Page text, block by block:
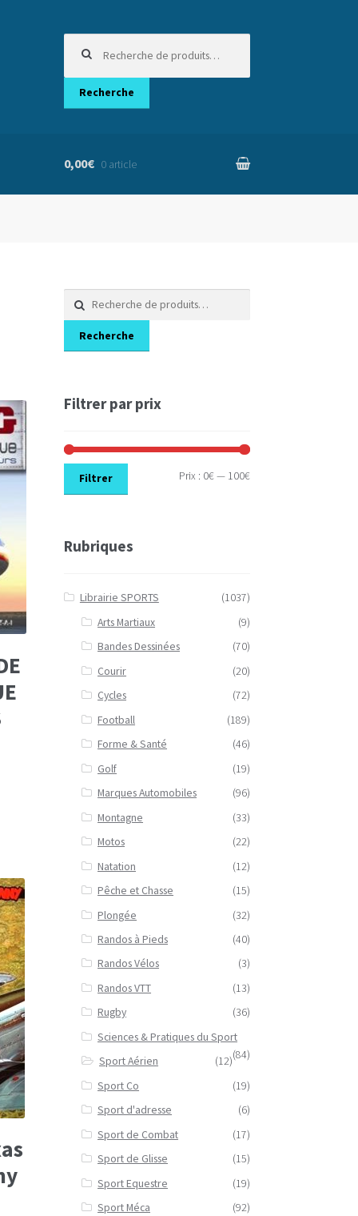
pour :
Recherche
0,00€ 0 article
Recherche
pour :
Recherche
Filtrer par prix
Prix
Prix
Filtrer Prix : 0€— 100€
Rubriques
Librairie SPORTS
(1037)
Arts Martiaux
(9)
Bandes Dessinées
(70)
Courir
(20)
Cycles
(72)
Football
(189)
Forme & Santé
(46)
Golf
(19)
Marques Automobiles
(96)
Montagne
(33)
Motos
(22)
Natation
(12)
Pêche et Chasse
(15)
Plongée
(32)
Randos à Pieds
(40)
Randos Vélos
(3)
Randos VTT
(13)
Rugby
(36)
Sciences & Pratiques du Sport
(84)
Sport Aérien
(12)
Sport Co
(19)
Sport d'adresse
(6)
Sport de Combat
(17)
Sport de Glisse
(15)
Sport Equestre
(19)
Sport Méca
(92)